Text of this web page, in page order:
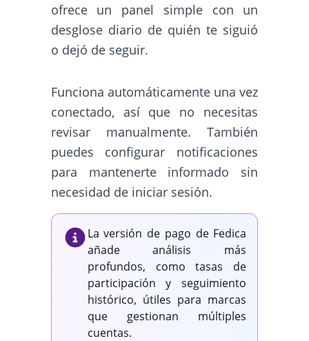
ofrece un panel simple con un
desglose diario de quién te siguió
o dejó de seguir.
Funciona automáticamente una vez
conectado, así que no necesitas
revisar manualmente. También
puedes configurar notificaciones
para mantenerte informado sin
necesidad de iniciar sesión.
La versión de pago de Fedica
añade análisis más
profundos, como tasas de
participación y seguimiento
histórico, útiles para marcas
que gestionan múltiples
cuentas.